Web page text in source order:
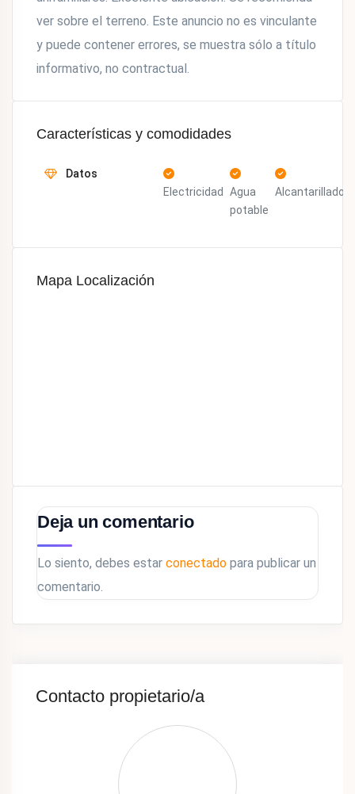
ver sobre el terreno. Este anuncio no es vinculante
y puede contener errores, se muestra sólo a título
informativo, no contractual.
Características y comodidades
Datos
Electricidad
Agua
potable
Alcantarillado
Mapa Localización
Deja un comentario
Lo siento, debes estar conectado para publicar un
comentario.
Contacto propietario/a